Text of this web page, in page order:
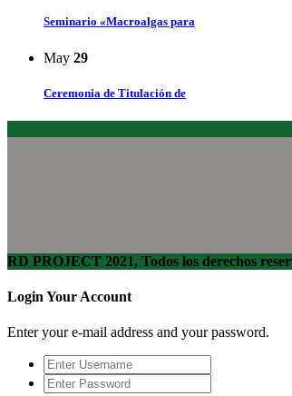
Seminario «Macroalgas para
May 29
Ceremonia de Titulación de
RD PROJECT 2021, Todos los derechos
Login Your Account
Enter your e-mail address and your password.